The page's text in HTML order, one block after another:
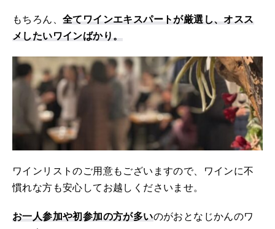
もちろん、 全てワインエキスパートが厳選し、オスス
メしたいワインばかり。
ワインリストのご用意もございますので、ワインに不
慣れな方も安心してお越しくださいませ。
お一人参加や初参加の方が多いのがおとなじかんのワ